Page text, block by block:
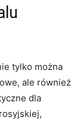
​tylko można
ale również
dla